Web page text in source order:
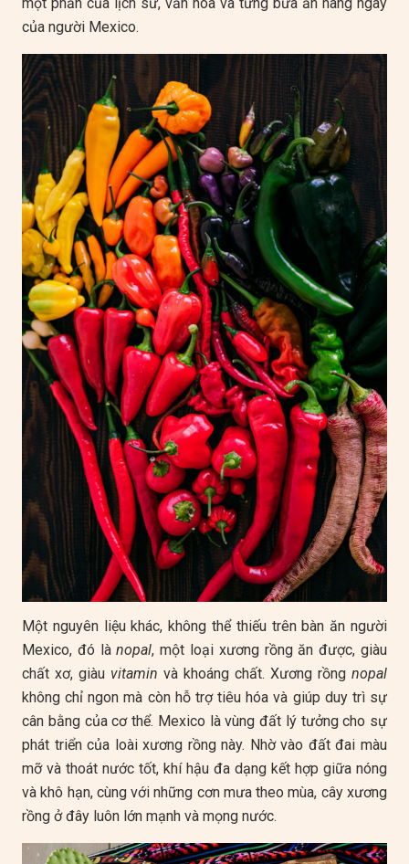
của người Mexico.
Một nguyên liệu khác, không thể thiếu trên bàn ăn người
Mexico, đó lànopal, một loại xương rồng ăn được, giàu
chất xơ, giàu vitamin và khoáng chất. Xương rồng nopal
không chỉ ngon mà còn hỗ trợ tiêu hóa và giúp duy trì sự
cân bằng của cơ thể. Mexico là vùng đất lý tưởng cho sự
phát triển của loài xương rồng này. Nhờ vào đất đai màu
mỡ và thoát nước tốt, khí hậu đa dạng kết hợp giữa nóng
và khô hạn, cùng với những cơn mưa theo mùa, cây xương
rồng ở đây luôn lớn mạnh và mọng nước.